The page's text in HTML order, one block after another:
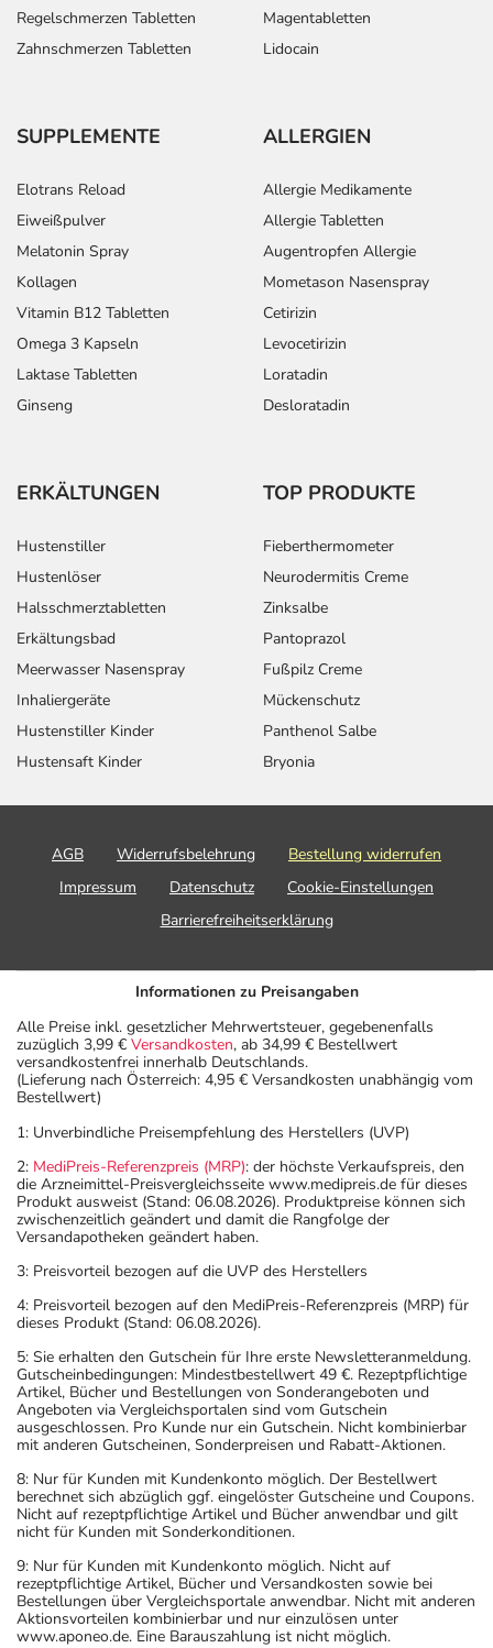
Regelschmerzen Tabletten
Zahnschmerzen Tabletten
Magentabletten
Lidocain
SUPPLEMENTE
Elotrans Reload
Eiweißpulver
Melatonin Spray
Kollagen
Vitamin B12 Tabletten
Omega 3 Kapseln
Laktase Tabletten
Ginseng
ALLERGIEN
Allergie Medikamente
Allergie Tabletten
Augentropfen Allergie
Mometason Nasenspray
Cetirizin
Levocetirizin
Loratadin
Desloratadin
ERKÄLTUNGEN
Hustenstiller
Hustenlöser
Halsschmerztabletten
Erkältungsbad
Meerwasser Nasenspray
Inhaliergeräte
Hustenstiller Kinder
Hustensaft Kinder
TOP PRODUKTE
Fieberthermometer
Neurodermitis Creme
Zinksalbe
Pantoprazol
Fußpilz Creme
Mückenschutz
Panthenol Salbe
Bryonia
AGB Widerrufsbelehrung
Bestellung widerrufen
Impressum
Datenschutz
Cookie-Einstellungen
Barrierefreiheitserklärung
Informationen zu Preisangaben
Alle Preise inkl. gesetzlicher Mehrwertsteuer, gegebenenfalls
zuzüglich 3,99 € Versandkosten, ab 34,99 € Bestellwert
versandkostenfrei innerhalb Deutschlands.
(Lieferung nach Österreich: 4,95 € Versandkosten unabhängig vom
Bestellwert)
1: Unverbindliche Preisempfehlung des Herstellers (UVP)
2: MediPreis-Referenzpreis (MRP): der höchste Verkaufspreis, den
die Arzneimittel-Preisvergleichsseite www.medipreis.de für dieses
Produkt ausweist (Stand: 06.08.2026). Produktpreise können sich
zwischenzeitlich geändert und damit die Rangfolge der
Versandapotheken geändert haben.
3: Preisvorteil bezogen auf die UVP des Herstellers
4: Preisvorteil bezogen auf den MediPreis-Referenzpreis (MRP) für
dieses Produkt (Stand: 06.08.2026).
5: Sie erhalten den Gutschein für Ihre erste Newsletteranmeldung.
Gutscheinbedingungen: Mindestbestellwert 49 €. Rezeptpflichtige
Artikel, Bücher und Bestellungen von Sonderangeboten und
Angeboten via Vergleichsportalen sind vom Gutschein
ausgeschlossen. Pro Kunde nur ein Gutschein. Nicht kombinierbar
mit anderen Gutscheinen, Sonderpreisen und Rabatt-Aktionen.
8: Nur für Kunden mit Kundenkonto möglich. Der Bestellwert
berechnet sich abzüglich ggf. eingelöster Gutscheine und Coupons.
Nicht auf rezeptpflichtige Artikel und Bücher anwendbar und gilt
nicht für Kunden mit Sonderkonditionen.
9: Nur für Kunden mit Kundenkonto möglich. Nicht auf
rezeptpflichtige Artikel, Bücher und Versandkosten sowie bei
Bestellungen über Vergleichsportale anwendbar. Nicht mit anderen
Aktionsvorteilen kombinierbar und nur einzulösen unter
www.aponeo.de. Eine Barauszahlung ist nicht möglich.